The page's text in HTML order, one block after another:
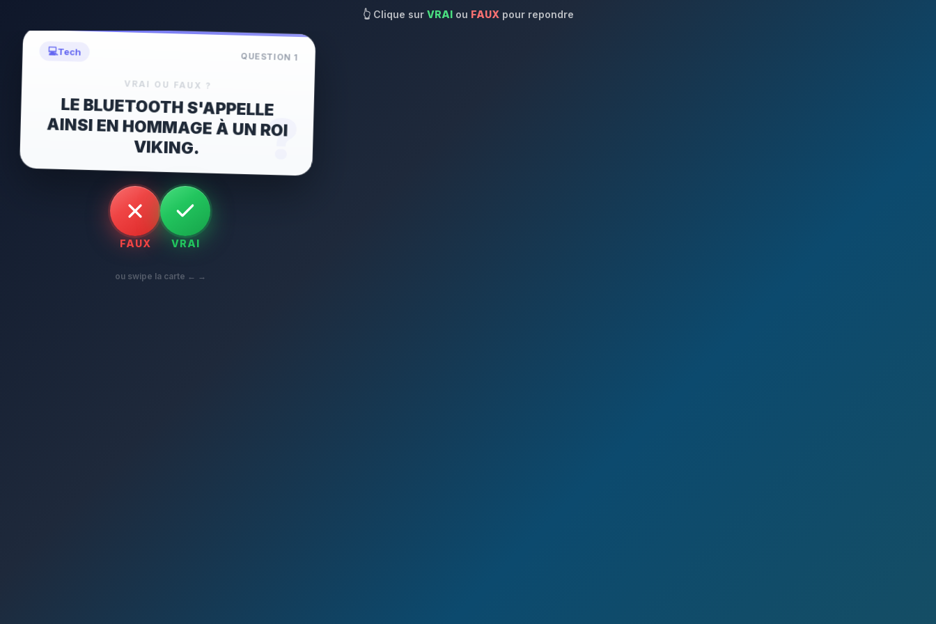
👆Clique sur VRAI ou FAUX pour repondre
?
💻Tech QUESTION 1
VRAI OU FAUX ?
LE BLUETOOTH S'APPELLE
AINSI EN HOMMAGE À UN ROI
VIKING.
FAUX VRAI
ou swipe la carte ← →